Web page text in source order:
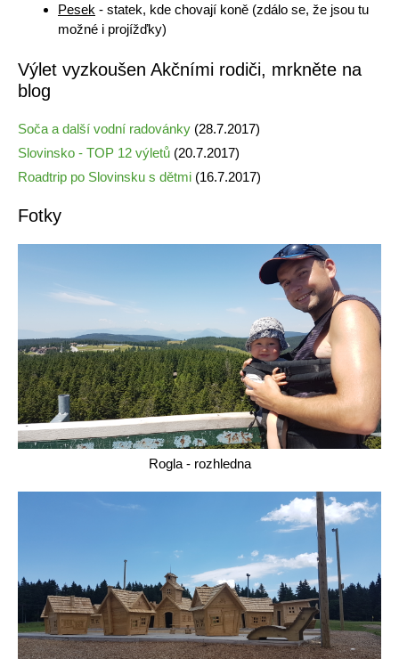
Pesek - statek, kde chovají koně (zdálo se, že jsou tu
možné i projížďky)
Výlet vyzkoušen Akčními rodiči, mrkněte na
blog
Soča a další vodní radovánky (28.7.2017)
Slovinsko - TOP 12 výletů (20.7.2017)
Roadtrip po Slovinsku s dětmi (16.7.2017)
Fotky
Rogla - rozhledna